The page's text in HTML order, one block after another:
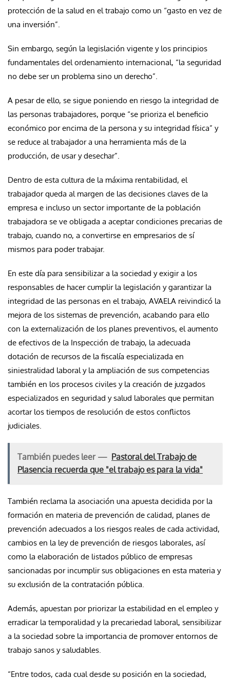
protección de la salud en el trabajo como un “gasto en vez de
una inversión”.
Sin embargo, según la legislación vigente y los principios
fundamentales del ordenamiento internacional, “la seguridad
no debe ser un problema sino un derecho”.
A pesar de ello, se sigue poniendo en riesgo la integridad de
las personas trabajadores, porque “se prioriza el beneficio
económico por encima de la persona y su integridad física” y
se reduce al trabajador a una herramienta más de la
producción, de usar y desechar”.
Dentro de esta cultura de la máxima rentabilidad, el
trabajador queda al margen de las decisiones claves de la
empresa e incluso un sector importante de la población
trabajadora se ve obligada a aceptar condiciones precarias de
trabajo, cuando no, a convertirse en empresarios de sí
mismos para poder trabajar.
En este día para sensibilizar a la sociedad y exigir a los
responsables de hacer cumplir la legislación y garantizar la
integridad de las personas en el trabajo, AVAELA reivindicó la
mejora de los sistemas de prevención, acabando para ello
con la externalización de los planes preventivos, el aumento
de efectivos de la Inspección de trabajo, la adecuada
dotación de recursos de la fiscalía especializada en
siniestralidad laboral y la ampliación de sus competencias
también en los procesos civiles y la creación de juzgados
especializados en seguridad y salud laborales que permitan
acortar los tiempos de resolución de estos conflictos
judiciales.
También puedes leer — Pastoral del Trabajo de
Plasencia recuerda que "el trabajo es para la vida"
También reclama la asociación una apuesta decidida por la
formación en materia de prevención de calidad, planes de
prevención adecuados a los riesgos reales de cada actividad,
cambios en la ley de prevención de riesgos laborales, así
como la elaboración de listados público de empresas
sancionadas por incumplir sus obligaciones en esta materia y
su exclusión de la contratación pública.
Además, apuestan por priorizar la estabilidad en el empleo y
erradicar la temporalidad y la precariedad laboral, sensibilizar
a la sociedad sobre la importancia de promover entornos de
trabajo sanos y saludables.
“Entre todos, cada cual desde su posición en la sociedad,